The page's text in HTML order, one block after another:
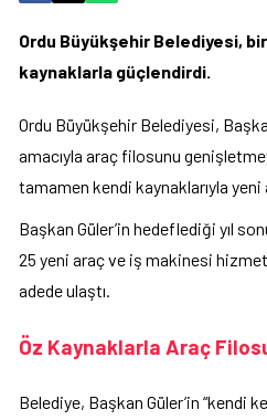
Ordu Büyükşehir Belediyesi,
kaynaklarla güçlendirdi.
Ordu Büyükşehir Belediyesi,
amacıyla araç filosunu
tamamen kendi kaynaklarıyla
Başkan Güler’in hedeflediği yıl
25 yeni araç ve iş makinesi
adede ulaştı.
Öz Kaynaklarla Araç
Belediye, Başkan Güler’in